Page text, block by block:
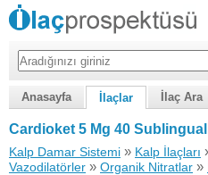
Anasayfa İlaçlar İlaç Ara
Cardioket 5 Mg 40
Kalp Damar Sistemi » Kalp İlaçları
Vazodilatörler » Organik Nitratlar »